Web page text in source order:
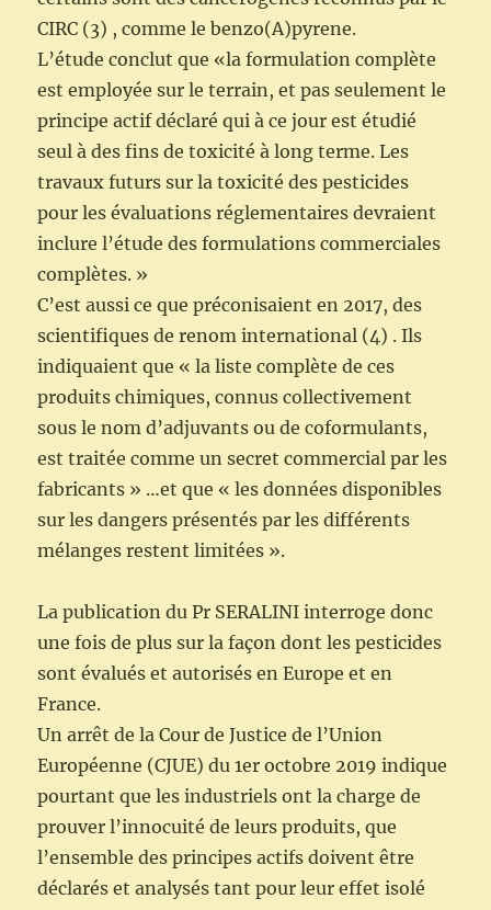
CIRC (3) , comme le benzo(A)pyrene.
L’étude conclut que «la formulation complète
est employée sur le terrain, et pas seulement le
principe actif déclaré qui à ce jour est étudié
seul à des fins de toxicité à long terme. Les
travaux futurs sur la toxicité des pesticides
pour les évaluations réglementaires devraient
inclure l’étude des formulations commerciales
complètes. »
C’est aussi ce que préconisaient en 2017, des
scientifiques de renom international (4) . Ils
indiquaient que « la liste complète de ces
produits chimiques, connus collectivement
sous le nom d’adjuvants ou de coformulants,
est traitée comme un secret commercial par les
fabricants » …et que « les données disponibles
sur les dangers présentés par les différents
mélanges restent limitées ».
La publication du Pr SERALINI interroge donc
une fois de plus sur la façon dont les pesticides
sont évalués et autorisés en Europe et en
France.
Un arrêt de la Cour de Justice de l’Union
Européenne (CJUE) du 1er octobre 2019 indique
pourtant que les industriels ont la charge de
prouver l’innocuité de leurs produits, que
l’ensemble des principes actifs doivent être
déclarés et analysés tant pour leur effet isolé